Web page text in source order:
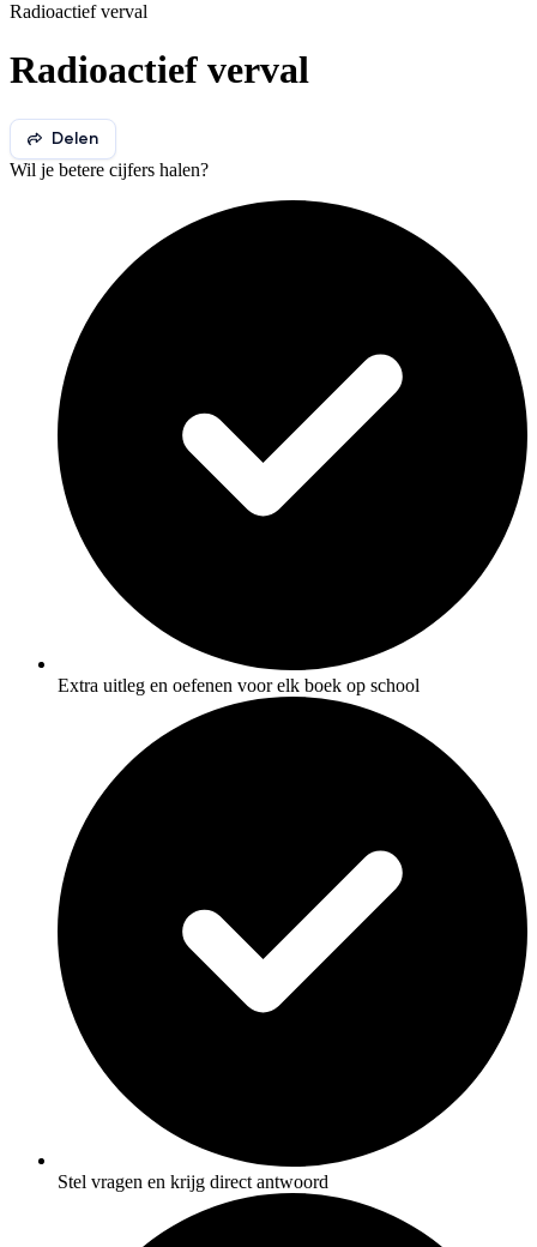
Radioactief verval
Radioactief verval
Delen
Wil je betere cijfers halen?
Extra uitleg en oefenen voor elk boek op school
Stel vragen en krijg direct antwoord